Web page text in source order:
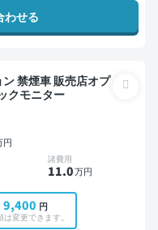
わせる
プ
クモニター
円
諸費用
11.0万円
9,400 円
は変更できます。